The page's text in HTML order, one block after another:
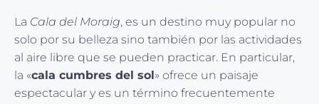
La Cala del Moraig, es un destino muy popular no
solo por su belleza sino también por las actividades
al aire libre que se pueden practicar. En particular,
la «cala cumbres del sol » ofrece un paisaje
espectacular y es un término frecuentemente